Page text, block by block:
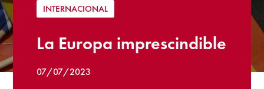
INTERNACIONAL
La Europa imprescindible
07/07/2023